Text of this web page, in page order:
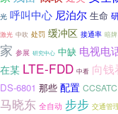
光 呼叫中心 尼泊尔 生命
激光 中吹 处罚 缓冲区 接通率 暗牌
家 参展 研究中心 中缺 电视电
在某 LTE-FDD 中看 向钱
DS-6801 那些 配置
马晓东 全自动 步步 交通管